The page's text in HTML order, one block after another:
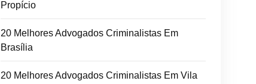
Propício
20 Melhores Advogados Criminalistas Em
Brasília
20 Melhores Advogados Criminalistas Em Vila